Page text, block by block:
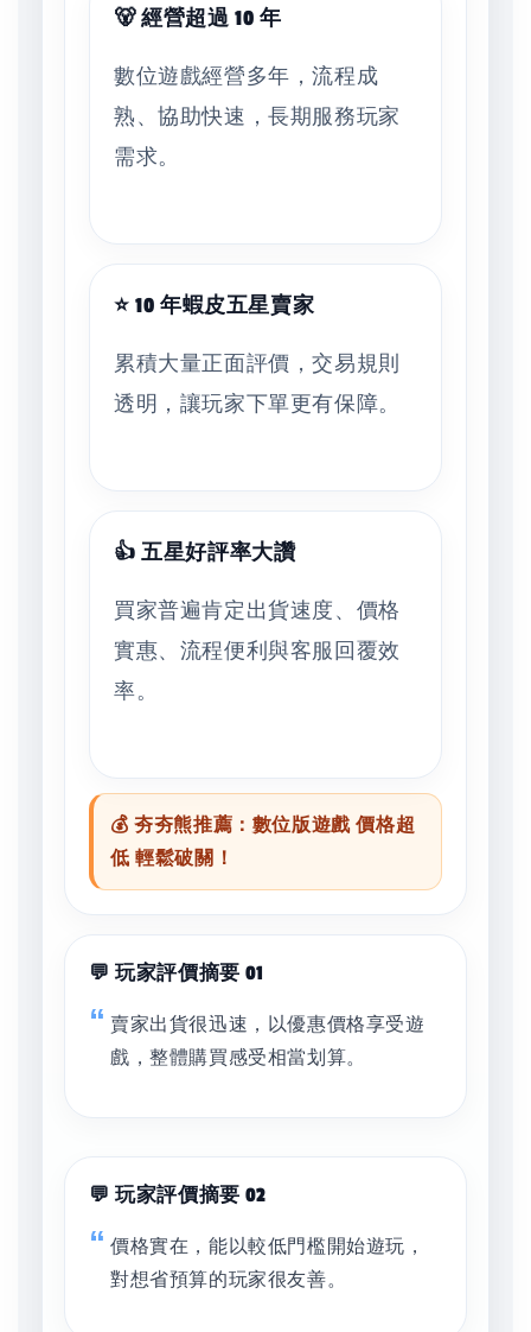
🐻 經營超過 10 年
數位遊戲經營多年，流程成
熟、協助快速，長期服務玩家
需求。
⭐ 10 年蝦皮五星賣家
累積大量正面評價，交易規則
透明，讓玩家下單更有保障。
👍 五星好評率大讚
買家普遍肯定出貨速度、價格
實惠、流程便利與客服回覆效
率。
💰 夯夯熊推薦：數位版遊戲 價格超
低 輕鬆破關！
💬 玩家評價摘要 01
賣家出貨很迅速，以優惠價格享受遊
戲，整體購買感受相當划算。
💬 玩家評價摘要 02
價格實在，能以較低門檻開始遊玩，
對想省預算的玩家很友善。